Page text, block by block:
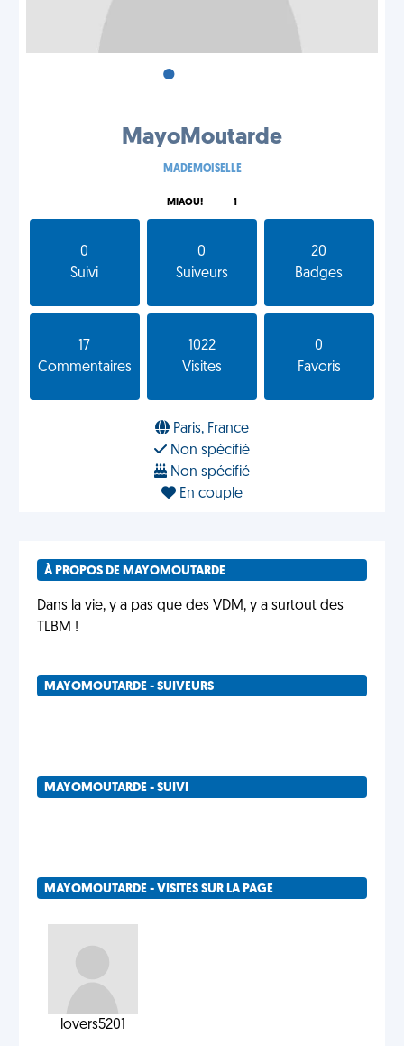
•
MayoMoutarde
MADEMOISELLE
MIAOU! 1
0
Suivi
0
Suiveurs
20
Badges
17
Commentaires
1022
Visites
0
Favoris
Paris, France
Non spécifié
Non spécifié
En couple
À PROPOS DE MAYOMOUTARDE
Dans la vie, y a pas que des VDM, y a surtout des
TLBM !
MAYOMOUTARDE - SUIVEURS
MAYOMOUTARDE - SUIVI
MAYOMOUTARDE - VISITES SUR LA PAGE
lovers5201